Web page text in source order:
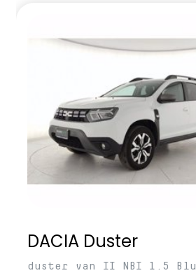
DACIA Duster
duster van II NBI 1.5